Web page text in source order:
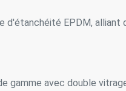
EPDM, alliant
gamme avec double
Ces cookies sont utilisés